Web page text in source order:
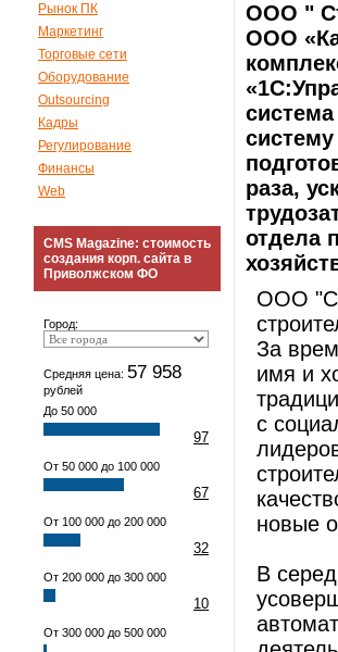
Рынок ПК
Маркетинг
Торговые сети
Оборудование
Outsourcing
Кадры
Регулирование
Финансы
Web
CMS Magazine: стоимость
создания корп. сайта в
Приволжском ФО
Город:
Средняя цена: 57 958
рублей
До 50 000
97
От 50 000 до 100 000
67
От 100 000 до 200 000
32
От 200 000 до 300 000
10
От 300 000 до 500 000
ООО "
ООО
раза,
отдела
ООО
За
имя и
с
новые
В